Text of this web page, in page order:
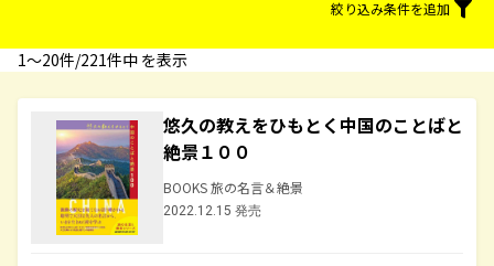
絞り込み条件を追加
1〜20件/221件中 を表示
悠久の教えをひもとく中国のことばと
絶景１００
BOOKS 旅の名言＆絶景
2022.12.15 発売